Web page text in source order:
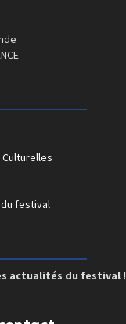
festival
actualités du festival !